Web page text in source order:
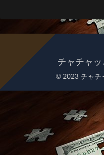
チャチャ
© 2023 チャチ